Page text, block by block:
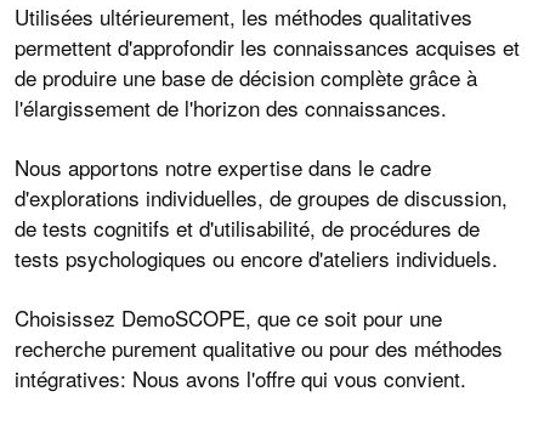
Utilisées ultérieurement, les méthodes qualitatives
permettent d'approfondir les connaissances acquises et
de produire une base de décision complète grâce à
l'élargissement de l'horizon des connaissances.
Nous apportons notre expertise dans le cadre
d'explorations individuelles, de groupes de discussion,
de tests cognitifs et d'utilisabilité, de procédures de
tests psychologiques ou encore d'ateliers individuels.
Choisissez DemoSCOPE, que ce soit pour une
recherche purement qualitative ou pour des méthodes
intégratives: Nous avons l'offre qui vous convient.